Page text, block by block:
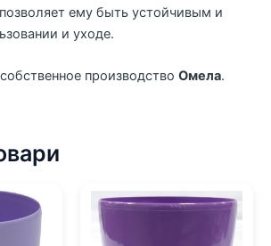
ему быть устойчивым и
и уходе.
собственное производство Омела.